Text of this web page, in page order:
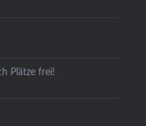
Plätze frei!